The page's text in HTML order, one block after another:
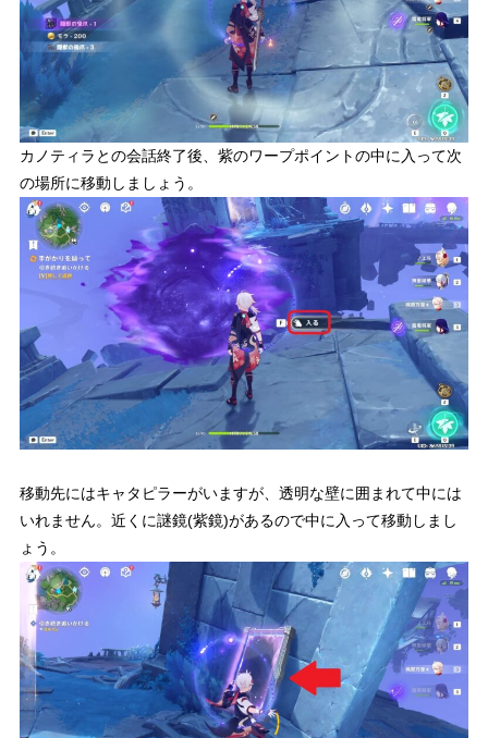
カノティラとの会話終了後、紫のワープポイントの中に入って次
の場所に移動しましょう。
移動先にはキャタピラーがいますが、透明な壁に囲まれて中には
いれません。 近くに謎鏡(紫鏡)があるので中に入って移動しまし
ょう。